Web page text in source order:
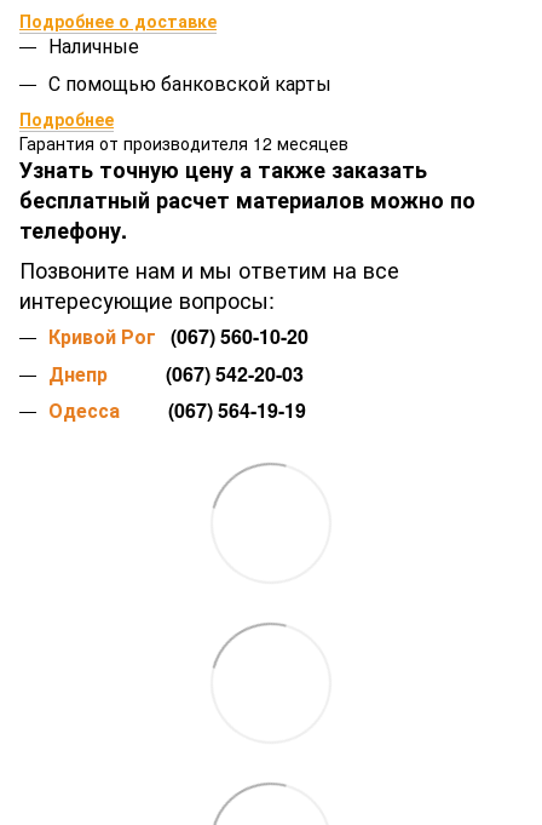
Подробнее о доставке
Наличные
С помощью банковской карты
Подробнее
Гарантия от производителя 12 месяцев
Узнать точную цену а также заказать
бесплатный расчет материалов можно по
телефону.
Позвоните нам и мы ответим на все
интересующие вопросы:
Кривой Рог (067) 560-10-20
Днепр (067) 542-20-03
Одесса (067) 564-19-19